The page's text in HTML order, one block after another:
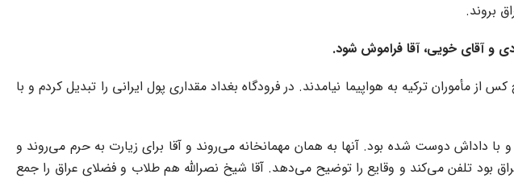
بروند.
و آقای خویی، آقا فراموش شود.
ترکیه به هواپیما نیامدند. در فرودگاه بغداد مقداری پول ایرانی را تبدیل کردم و با
با داداش دوست شده بود. آنها به همان مهمانخانه می‌روند و آقا برای زیارت به حرم می‌روند و
بود تلفن می‌کند و وقایع را توضیح می‌دهد. آقا شیخ نصراللّه‌ هم طلاب و فضلای عراق را جمع